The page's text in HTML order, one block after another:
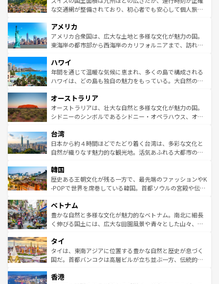
を参照してほしい。
戦など、本場だからこそできる体験も豊富。イギリスを旅
ンツ一覧を参照してほしい。
な交通網が整備されており、初心者でも安心して個人旅行
の建物がそのまま残る町や、スイスならではのユニークな
博物館もあり、アルプス観光だけでなく町歩きも満喫する
ことができる。国民の所得が高いため物価も高いが、旅行
ば市内交通費無料で観光を楽しむこともできる。 なお、新
着のスイス情報はコンテンツ一覧 を参照してほしい。
アメリカ
アメリカ合衆国は、広大な土地と多様な文化が魅力の国。
東海岸の都市部から西海岸のカリフォルニアまで、訪れる
のような巨大都市は、観光、ショッピング、エンターテイ
ンメントが詰まった刺激的なスポットだ。一方、アメリカ
西部には大自然が広がり、グランドキャニオンやイエロー
部のニューオーリンズでは、音楽と美食が融合した独特の
文化が魅力。旅行者はアメリカの各地域で異なる魅力を楽
しみながら、その多様性と豊かな歴史を感じることができ
ならではの贅沢な旅のスタイルだ。 なお、新着のアメリカ
情報はコンテンツ一覧を参照してほしい。
ハワイ
年間を通じて温暖な気候に恵まれ、多くの島で構成される
ハワイは、どの島も独自の魅力をもっている。大自然の神
ワイ島は見逃せない。また、定番の観光地といえばオアフ
島だが、静かな自然を求めるならマウイ島やカウアイ島が
おすすめ。エメラルドグリーンに輝く海をはじめ、豊かな
れるおもてなしの心で訪れる人々を迎えてくれるハワイの
人々、おいしいローカルフードやハワイアンミュージッ
ク、伝統的なフラダンスなど、すべてがハワイの魅力を彩
ワイを、存分に味わってほしい。 なお、新着のハワイ情報
はコンテンツ一覧を参照してほしい。
オーストラリア
オーストラリアは、壮大な自然と多様な文化が魅力の国。
シドニーのシンボルであるシドニー・オペラハウス、オー
リアリーフや大陸中央部にそびえるウルル（エアーズロッ
ク）、タスマニアの美しい原生林やケアンズの熱帯雨林な
ど、見どころがたくさん。また、カフェやワイン、オージ
いる。アクティビティも充実しており、サーフィンやダイ
ビング、ハイキングなど、アウトドア好きにはたまらな
い。オーストラリアの多彩な魅力を存分に味わいつくそ
参照してほしい。
台湾
日本から約４時間ほどでたどり着く台湾は、多彩な文化と
自然が織りなす魅力的な観光地。活気あふれる大都市の台
ン）、静ひつな山岳地帯である台湾東部など、都市の喧騒
と山間の静けさが共存しており、訪れる人に新しい発見と
驚きをもたらしてくれる。また、奥深い台湾の食文化も魅
容にもいいと評判のスイーツなど、バラエティ豊かな料理
が味わえる。 なお、新着の台湾情報は コンテンツ一覧を参
照してほしい。
韓国
歴史ある王朝文化が残る一方で、最先端のファッションやK
-POPで世界を席巻している韓国。首都ソウルの宮殿や伝統
き、地方に足を延ばせば四季折々の自然美を楽しむことが
できる。そして、キムチや焼肉、絶品のストリートフード
まで、さまざまな韓国料理が待っている。夜には、韓国な
リティに包まれながら、韓国の多彩な魅力を心ゆくまで味
わってみてほしい。 なお、新着の韓国情報はコンテンツ一
覧を参照してほしい。
ベトナム
豊かな自然と多様な文化が魅力的なベトナム。南北に細長
く伸びる国土には、広大な田園風景や青々とした山々、世
急速な発展と共に伝統が息づく。ハノイの古い町並みやホ
ーチミン市のフランス統治時代の建物も、独特の雰囲気を
醸し出している。また、バラエティの豊かさとおいしさで
とつ。フォーやバインミー、ベトナムコーヒーなどは、ぜ
タイ
タイは、東南アジアに位置する豊かな自然と歴史が息づく
国だ。首都バンコクは高層ビルが立ち並ぶ一方、伝統的な
の活気が交差している。北部ではチェンマイなどの山岳地
香港